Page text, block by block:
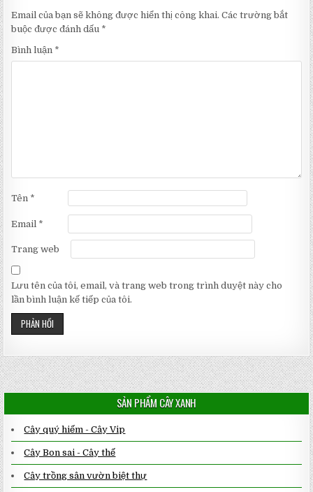
Email của bạn sẽ không được hiển thị công khai. Các trường bắt
buộc được đánh dấu *
Bình luận *
Tên *
Email *
Trang web
Lưu tên của tôi, email, và trang web trong trình duyệt này cho
lần bình luận kế tiếp của tôi.
SẢN PHẨM CÂY XANH
Cây quý hiếm - Cây Vip
Cây Bon sai - Cây thế
Cây trồng sân vườn biệt thự